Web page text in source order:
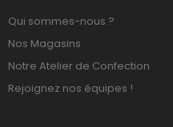
Qui sommes-nous ?
Nos Magasins
Notre Atelier de Confection
Rejoignez nos équipes !